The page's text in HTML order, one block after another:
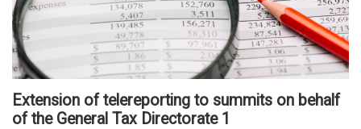
Extension of telereporting to summits on behalf
of the General Tax Directorate 1